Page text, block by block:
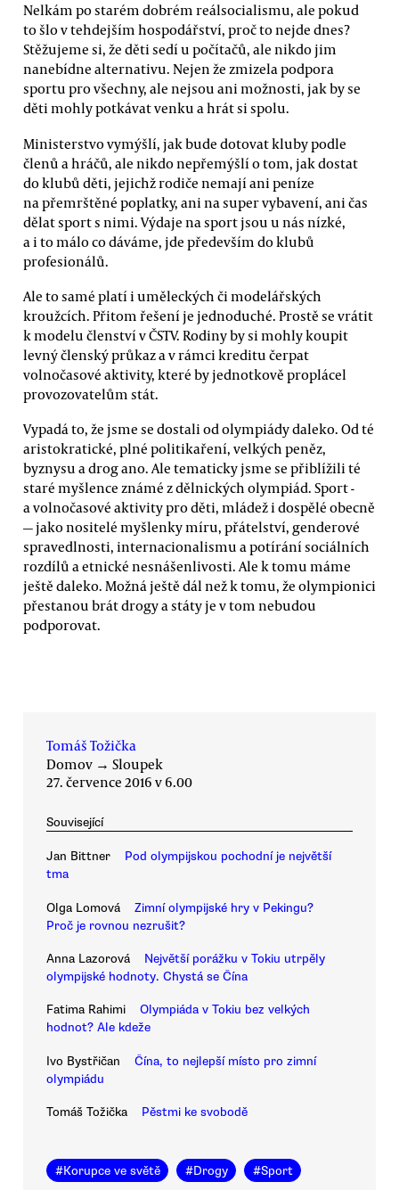
Nelkám po starém dobrém reálsocialismu, ale pokud
to šlo v tehdejším hospodářství, proč to nejde dnes?
Stěžujeme si, že děti sedí u počítačů, ale nikdo jim
nanebídne alternativu. Nejen že zmizela podpora
sportu pro všechny, ale nejsou ani možnosti, jak by se
děti mohly potkávat venku a hrát si spolu.
Ministerstvo vymýšlí, jak bude dotovat kluby podle
členů a hráčů, ale nikdo nepřemýšlí o tom, jak dostat
do klubů děti, jejichž rodiče nemají ani peníze
na přemrštěné poplatky, ani na super vybavení, ani čas
dělat sport s nimi. Výdaje na sport jsou u nás nízké,
a i to málo co dáváme, jde především do klubů
profesionálů.
Ale to samé platí i uměleckých či modelářských
kroužcích. Přitom řešení je jednoduché. Prostě se vrátit
k modelu členství v ČSTV. Rodiny by si mohly koupit
levný členský průkaz a v rámci kreditu čerpat
volnočasové aktivity, které by jednotkově proplácel
provozovatelům stát.
Vypadá to, že jsme se dostali od olympiády daleko. Od té
aristokratické, plné politikaření, velkých peněz,
byznysu a drog ano. Ale tematicky jsme se přiblížili té
staré myšlence známé z dělnických olympiád. Sport -
a volnočasové aktivity pro děti, mládež i dospělé obecně
— jako nositelé myšlenky míru, přátelství, genderové
spravedlnosti, internacionalismu a potírání sociálních
rozdílů a etnické nesnášenlivosti. Ale k tomu máme
ještě daleko. Možná ještě dál než k tomu, že olympionici
přestanou brát drogy a státy je v tom nebudou
podporovat.
Tomáš Tožička
Domov → Sloupek
27. července 2016 v 6.00
Související
Jan Bittner
Pod olympijskou pochodní je největší
tma
Olga Lomová
Zimní olympijské hry v Pekingu?
Proč je rovnou nezrušit?
Anna Lazorová
Největší porážku v Tokiu utrpěly
olympijské hodnoty. Chystá se Čína
Fatima Rahimi
Olympiáda v Tokiu bez velkých
hodnot? Ale kdeže
Ivo Bystřičan
Čína, to nejlepší místo pro zimní
olympiádu
Tomáš Tožička Pěstmi ke svobodě
#Korupce ve světě #Drogy #Sport